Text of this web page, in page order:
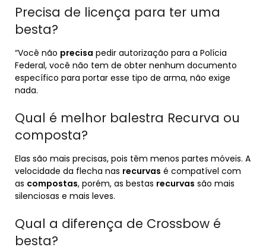
Precisa de licença para ter uma
besta?
“Você não precisa pedir autorização para a Polícia
Federal, você não tem de obter nenhum documento
específico para portar esse tipo de arma, não exige
nada.
Qual é melhor balestra Recurva ou
composta?
Elas são mais precisas, pois têm menos partes móveis. A
velocidade da flecha nas recurvas é compatível com
as compostas, porém, as bestas recurvas são mais
silenciosas e mais leves.
Qual a diferença de Crossbow é
besta?